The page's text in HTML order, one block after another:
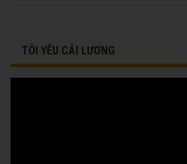
TÔI YÊU CẢI LƯƠNG